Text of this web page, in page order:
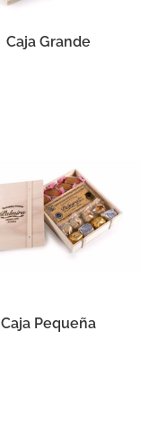
Caja Grande
Caja Pequeña